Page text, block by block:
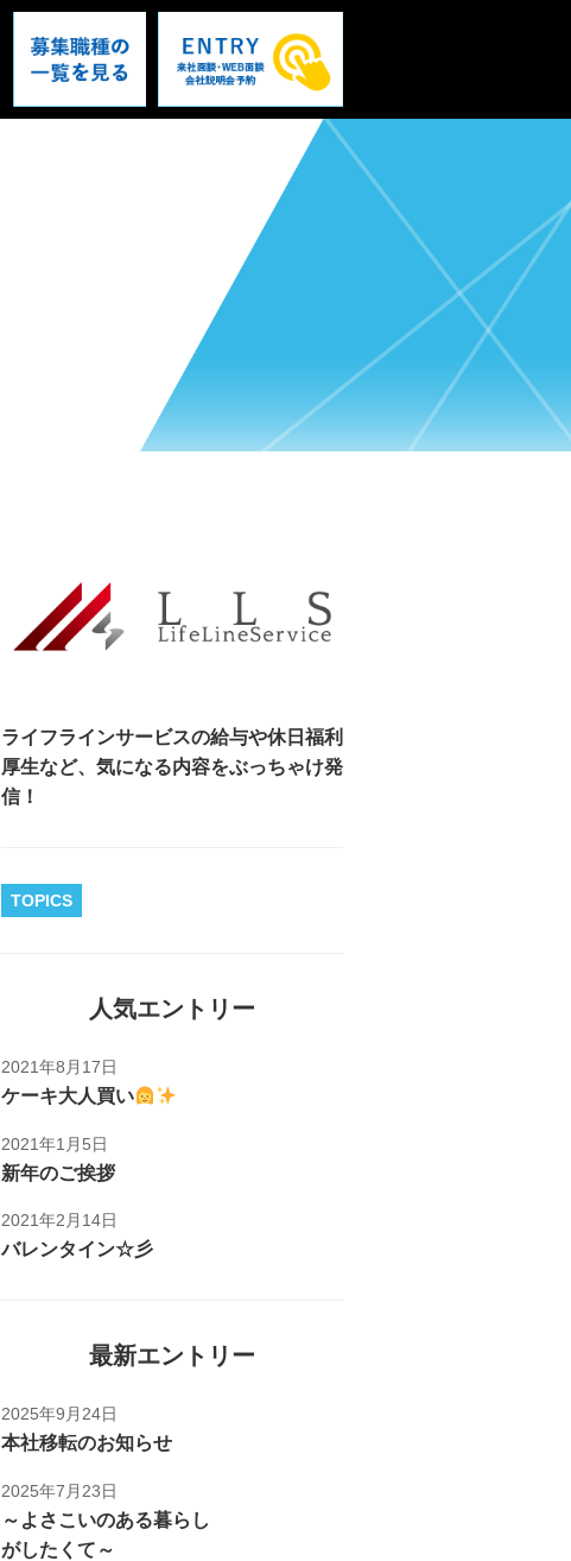
ライフラインサービスの給与や休日福利
厚生など、気になる内容をぶっちゃけ発
信！
TOPICS
人気エントリー
2021年8月17日
ケーキ大人買い
2021年1月5日
新年のご挨拶
2021年2月14日
バレンタイン☆彡
最新エントリー
2025年9月24日
本社移転のお知らせ
2025年7月23日
～よさこいのある暮らし
がしたくて～